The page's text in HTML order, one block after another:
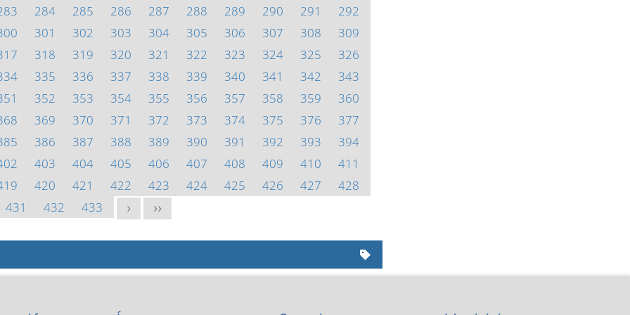
284 285 286 287 288 289 290 291
292
301 302 303 304 305 306 307 308
309
318 319 320 321 322 323 324 325
326
335 336 337 338 339 340 341 342
343
352 353 354 355 356 357 358 359
360
369 370 371 372 373 374 375 376
377
386 387 388 389 390 391 392 393
394
403 404 405 406 407 408 409 410
411
420 421 422 423 424 425 426 427
428
431
432 433 > >>